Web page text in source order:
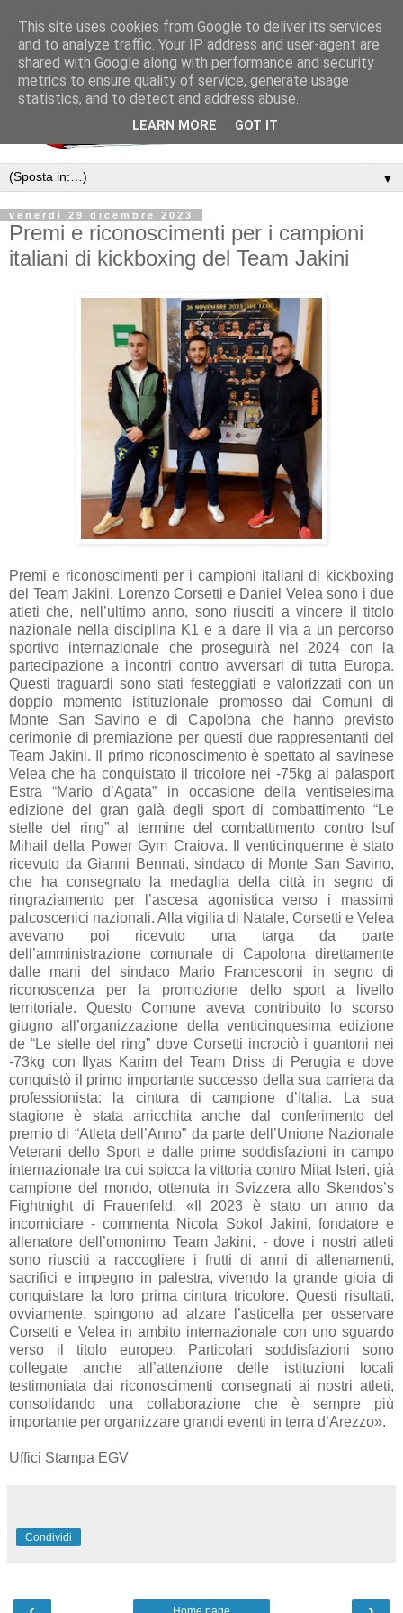
▼
venerdì 29 dicembre 2023
Premi e riconoscimenti per i campioni
italiani di kickboxing del Team Jakini
Premi e riconoscimenti per i campioni italiani di kickboxing
del Team Jakini. Lorenzo Corsetti e Daniel Velea sono i due
atleti che, nell’ultimo anno, sono riusciti a vincere il titolo
nazionale nella disciplina K1 e a dare il via a un percorso
sportivo internazionale che proseguirà nel 2024 con la
partecipazione a incontri contro avversari di tutta Europa.
Questi traguardi sono stati festeggiati e valorizzati con un
doppio momento istituzionale promosso dai Comuni di
Monte San Savino e di Capolona che hanno previsto
cerimonie di premiazione per questi due rappresentanti del
Team Jakini. Il primo riconoscimento è spettato al savinese
Velea che ha conquistato il tricolore nei -75kg al palasport
Estra “Mario d’Agata” in occasione della ventiseiesima
edizione del gran galà degli sport di combattimento “Le
stelle del ring” al termine del combattimento contro Isuf
Mihail della Power Gym Craiova. Il venticinquenne è stato
ricevuto da Gianni Bennati, sindaco di Monte San Savino,
che ha consegnato la medaglia della città in segno di
ringraziamento per l’ascesa agonistica verso i massimi
palcoscenici nazionali. Alla vigilia di Natale, Corsetti e Velea
avevano poi ricevuto una targa da parte
dell’amministrazione comunale di Capolona direttamente
dalle mani del sindaco Mario Francesconi in segno di
riconoscenza per la promozione dello sport a livello
territoriale. Questo Comune aveva contribuito lo scorso
giugno all’organizzazione della venticinquesima edizione
de “Le stelle del ring” dove Corsetti incrociò i guantoni nei
-73kg con Ilyas Karim del Team Driss di Perugia e dove
conquistò il primo importante successo della sua carriera da
professionista: la cintura di campione d’Italia. La sua
stagione è stata arricchita anche dal conferimento del
premio di “Atleta dell’Anno” da parte dell’Unione Nazionale
Veterani dello Sport e dalle prime soddisfazioni in campo
internazionale tra cui spicca la vittoria contro Mitat Isteri, già
campione del mondo, ottenuta in Svizzera allo Skendos’s
Fightnight di Frauenfeld. «Il 2023 è stato un anno da
incorniciare - commenta Nicola Sokol Jakini, fondatore e
allenatore dell’omonimo Team Jakini, - dove i nostri atleti
sono riusciti a raccogliere i frutti di anni di allenamenti,
sacrifici e impegno in palestra, vivendo la grande gioia di
conquistare la loro prima cintura tricolore. Questi risultati,
ovviamente, spingono ad alzare l’asticella per osservare
Corsetti e Velea in ambito internazionale con uno sguardo
verso il titolo europeo. Particolari soddisfazioni sono
collegate anche all’attenzione delle istituzioni locali
testimoniata dai riconoscimenti consegnati ai nostri atleti,
consolidando una collaborazione che è sempre più
importante per organizzare grandi eventi in terra d’Arezzo».
Uffici Stampa EGV
Condividi
This site uses cookies from Google to deliver its services
and to analyze traffic. Your IP address and user-agent are
shared with Google along with performance and security
metrics to ensure quality of service, generate usage
statistics, and to detect and address abuse.
LEARN MORE GOT IT